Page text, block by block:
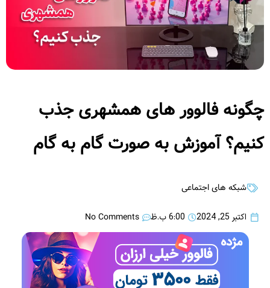
چگونه فالوور های همشهری جذب
کنیم؟ آموزش به صورت گام به گام
شبکه های اجتماعی
اکتبر 25, 2024 6:00 ب.ظ No Comments